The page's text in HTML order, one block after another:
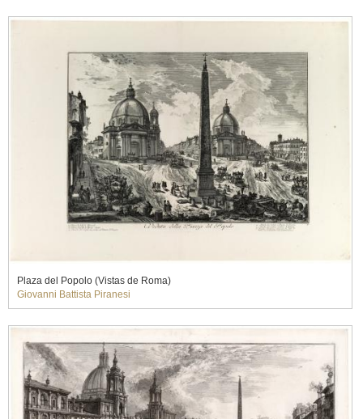
Plaza del Popolo (Vistas de Roma)
Giovanni Battista Piranesi